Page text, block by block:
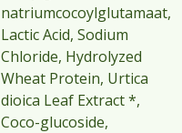
natriumcocoylglutamaat,
Lactic Acid, Sodium
Chloride, Hydrolyzed
Wheat Protein, Urtica
dioica Leaf Extract *,
Coco-glucoside,